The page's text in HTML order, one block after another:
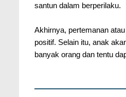
santun dalam berperilaku.
Akhirnya, pertemanan
positif. Selain itu, anak
banyak orang dan tentu